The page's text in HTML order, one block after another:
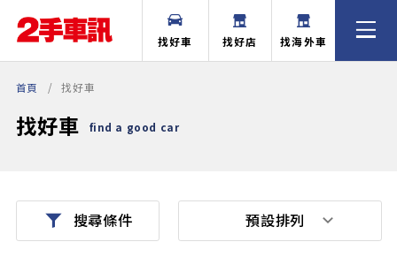
找好車 找好店 找海外車
首頁 找好車
找好車 find a good car
搜尋條件 預設排列